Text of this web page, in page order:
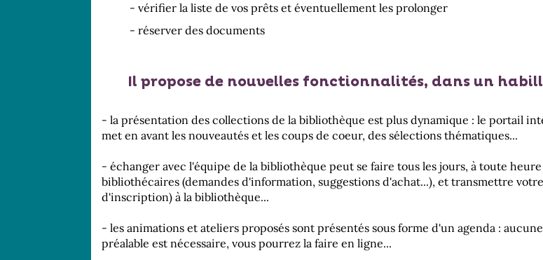
- vérifier la liste de vos prêts et éventuellement les prolonger
- réserver des documents
Il propose de nouvelles fonctionnalités, dans un
- la présentation des collections de la bibliothèque est plus dynamique : le portail
met en avant les nouveautés et les coups de coeur, des sélections thématiques...
- échanger avec l'équipe de la bibliothèque peut se faire tous les jours, à toute
bibliothécaires (demandes d'information, suggestions d'achat...), et transmettre
d'inscription) à la bibliothèque...
- les animations et ateliers proposés sont présentés sous forme d'un agenda :
préalable est nécessaire, vous pourrez la faire en ligne...